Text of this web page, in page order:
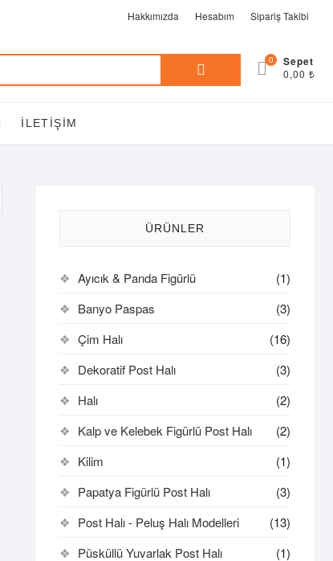
Hakkımızda Hesabım Sipariş Takibi
0
0,00 ₺
İLETIŞIM
ÜRÜNLER
Ayıcık & Panda Figürlü
(1)
Banyo Paspas
(3)
Çim Halı
(16)
Dekoratif Post Halı
(3)
Halı
(2)
Kalp ve Kelebek Figürlü Post Halı
(2)
Kilim
(1)
Papatya Figürlü Post Halı
(3)
Post Halı - Peluş Halı Modelleri
(13)
Püsküllü Yuvarlak Post Halı
(1)